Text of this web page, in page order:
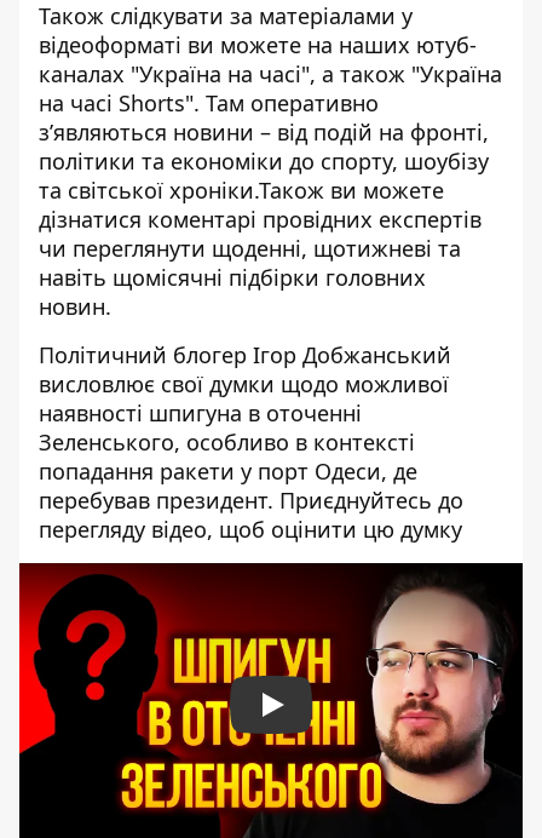
Також слідкувати за матеріалами у
відеоформаті ви можете на наших ютуб-
каналах "Україна на часі", а також "Україна
на часі Shorts". Там оперативно
зʼявляються новини – від подій на фронті,
політики та економіки до спорту, шоубізу
та світської хроніки.Також ви можете
дізнатися коментарі провідних експертів
чи переглянути щоденні, щотижневі та
навіть щомісячні підбірки головних
новин.
Політичний блогер Ігор Добжанський
висловлює свої думки щодо можливої
наявності шпигуна в оточенні
Зеленського, особливо в контексті
попадання ракети у порт Одеси, де
перебував президент. Приєднуйтесь до
перегляду відео, щоб оцінити цю думку
Play